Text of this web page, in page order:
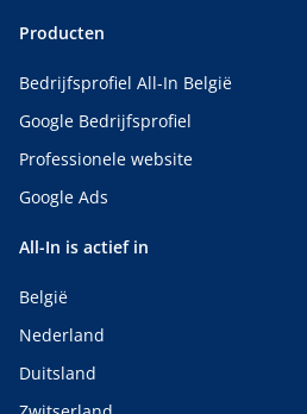
Producten
Bedrijfsprofiel All-In België
Google Bedrijfsprofiel
Professionele website
Google Ads
All-In is actief in
België
Nederland
Duitsland